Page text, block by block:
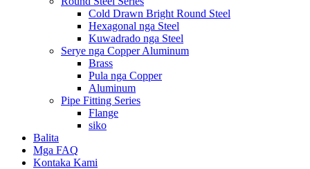
Cold Drawn Bright Round Steel
Hexagonal nga Steel
Kuwadrado nga Steel
Serye nga Copper Aluminum
Brass
Pula nga Copper
Aluminum
Pipe Fitting Series
Flange
siko
Balita
Mga FAQ
Kontaka Kami